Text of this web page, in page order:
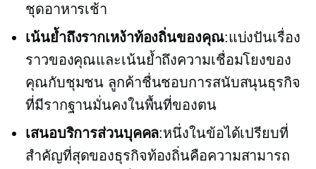
ชุดอาหารเช้า
เน้นย้ำถึงรากเหง้าท้องถิ่นของคุณ:แบ่งปันเรื่อง
ราวของคุณและเน้นย้ำถึงความเชื่อมโยงของ
คุณกับชุมชน ลูกค้าชื่นชอบการสนับสนุนธุรกิจ
ที่มีรากฐานมั่นคงในพื้นที่ของตน
เสนอบริการส่วนบุคคล:หนึ่งในข้อได้เปรียบที่
สำคัญที่สุดของธุรกิจท้องถิ่นคือความสามารถ